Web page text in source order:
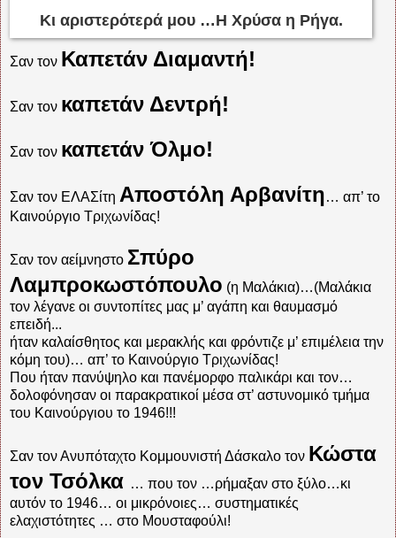
Κι αριστερότερά μου …Η Χρύσα η Ρήγα.
Σαν τον Καπετάν Διαμαντή!
Σαν τον καπετάν Δεντρή!
Σαν τον καπετάν Όλμο!
Σαν τον ΕΛΑΣίτη Αποστόλη Αρβανίτη… απ’ το
Καινούργιο Τριχωνίδας!
Σαν τον αείμνηστο Σπύρο
Λαμπροκωστόπουλο (η Μαλάκια)…(Μαλάκια
τον λέγανε οι συντοπίτες μας μ’ αγάπη και θαυμασμό
επειδή...
ήταν καλαίσθητος και μερακλής και φρόντιζε μ’ επιμέλεια την
κόμη του)… απ’ το Καινούργιο Τριχωνίδας!
Που ήταν πανύψηλο και πανέμορφο παλικάρι και τον…
δολοφόνησαν οι παρακρατικοί μέσα στ’ αστυνομικό τμήμα
του Καινούργιου το 1946!!!
Σαν τον Ανυπόταχτο Κομμουνιστή Δάσκαλο τον Κώστα
τον Τσόλκα … που τον …ρήμαξαν στο ξύλο…κι
αυτόν το 1946… οι μικρόνοιες… συστηματικές
ελαχιστότητες … στο Μουσταφούλι!